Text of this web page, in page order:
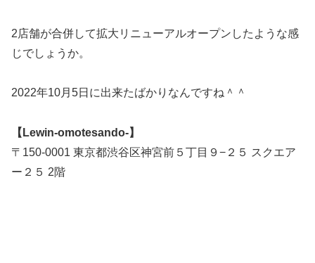
2店舗が合併して拡大リニューアルオープンしたような感
じでしょうか。
2022年10月5日に出来たばかりなんですね＾＾
【Lewin-omotesando-】
〒150-0001 東京都渋谷区神宮前５丁目９−２５ スクエア
ー２５ 2階